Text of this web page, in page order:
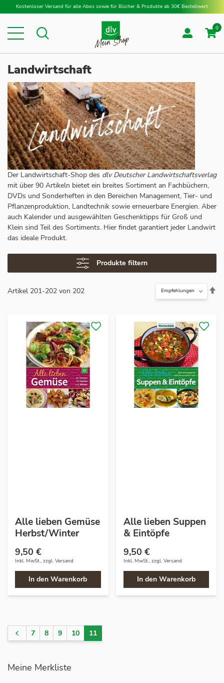
Direkt zum Inhalt
Kostenloser Versand für alle Abos sowie für Bücher & Produkte ab 30€ Bestellwert
0
Landwirtschaft
Der Landwirtschaft-Shop des dlv Deutscher Landwirtschaftsverlag
mit über 90 Artikeln bietet ein breites Sortiment an Fachbüchern,
DVDs und Sonderheften in den Bereichen Management, Tier- und
Pflanzenproduktion, Landtechnik sowie erneuerbare Energien. Aber
auch Kalender und ausgewählten Geschenktipps für Groß und
Klein sind Teil des Sortiments. Hier findet garantiert jeder Landwirt
das ideale Produkt.
Artikel 201-202 von 202
Alle lieben Gemüse
Herbst/Winter
9,50 €
Inkl. MwSt., zzgl. Versand
In den Warenkorb
Alle lieben Suppen
& Eintöpfe
9,50 €
Inkl. MwSt., zzgl. Versand
In den Warenkorb
Seite Seite
7 Seite
8 Seite
9 Seite
10 Sie lesen gerade Seite
11
Produkte filtern
Meine Merkliste